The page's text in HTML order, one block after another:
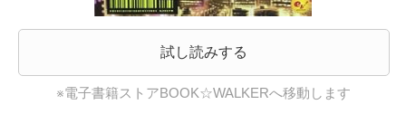
試し読みする
※電子書籍ストアBOOK☆WALKERへ移動します